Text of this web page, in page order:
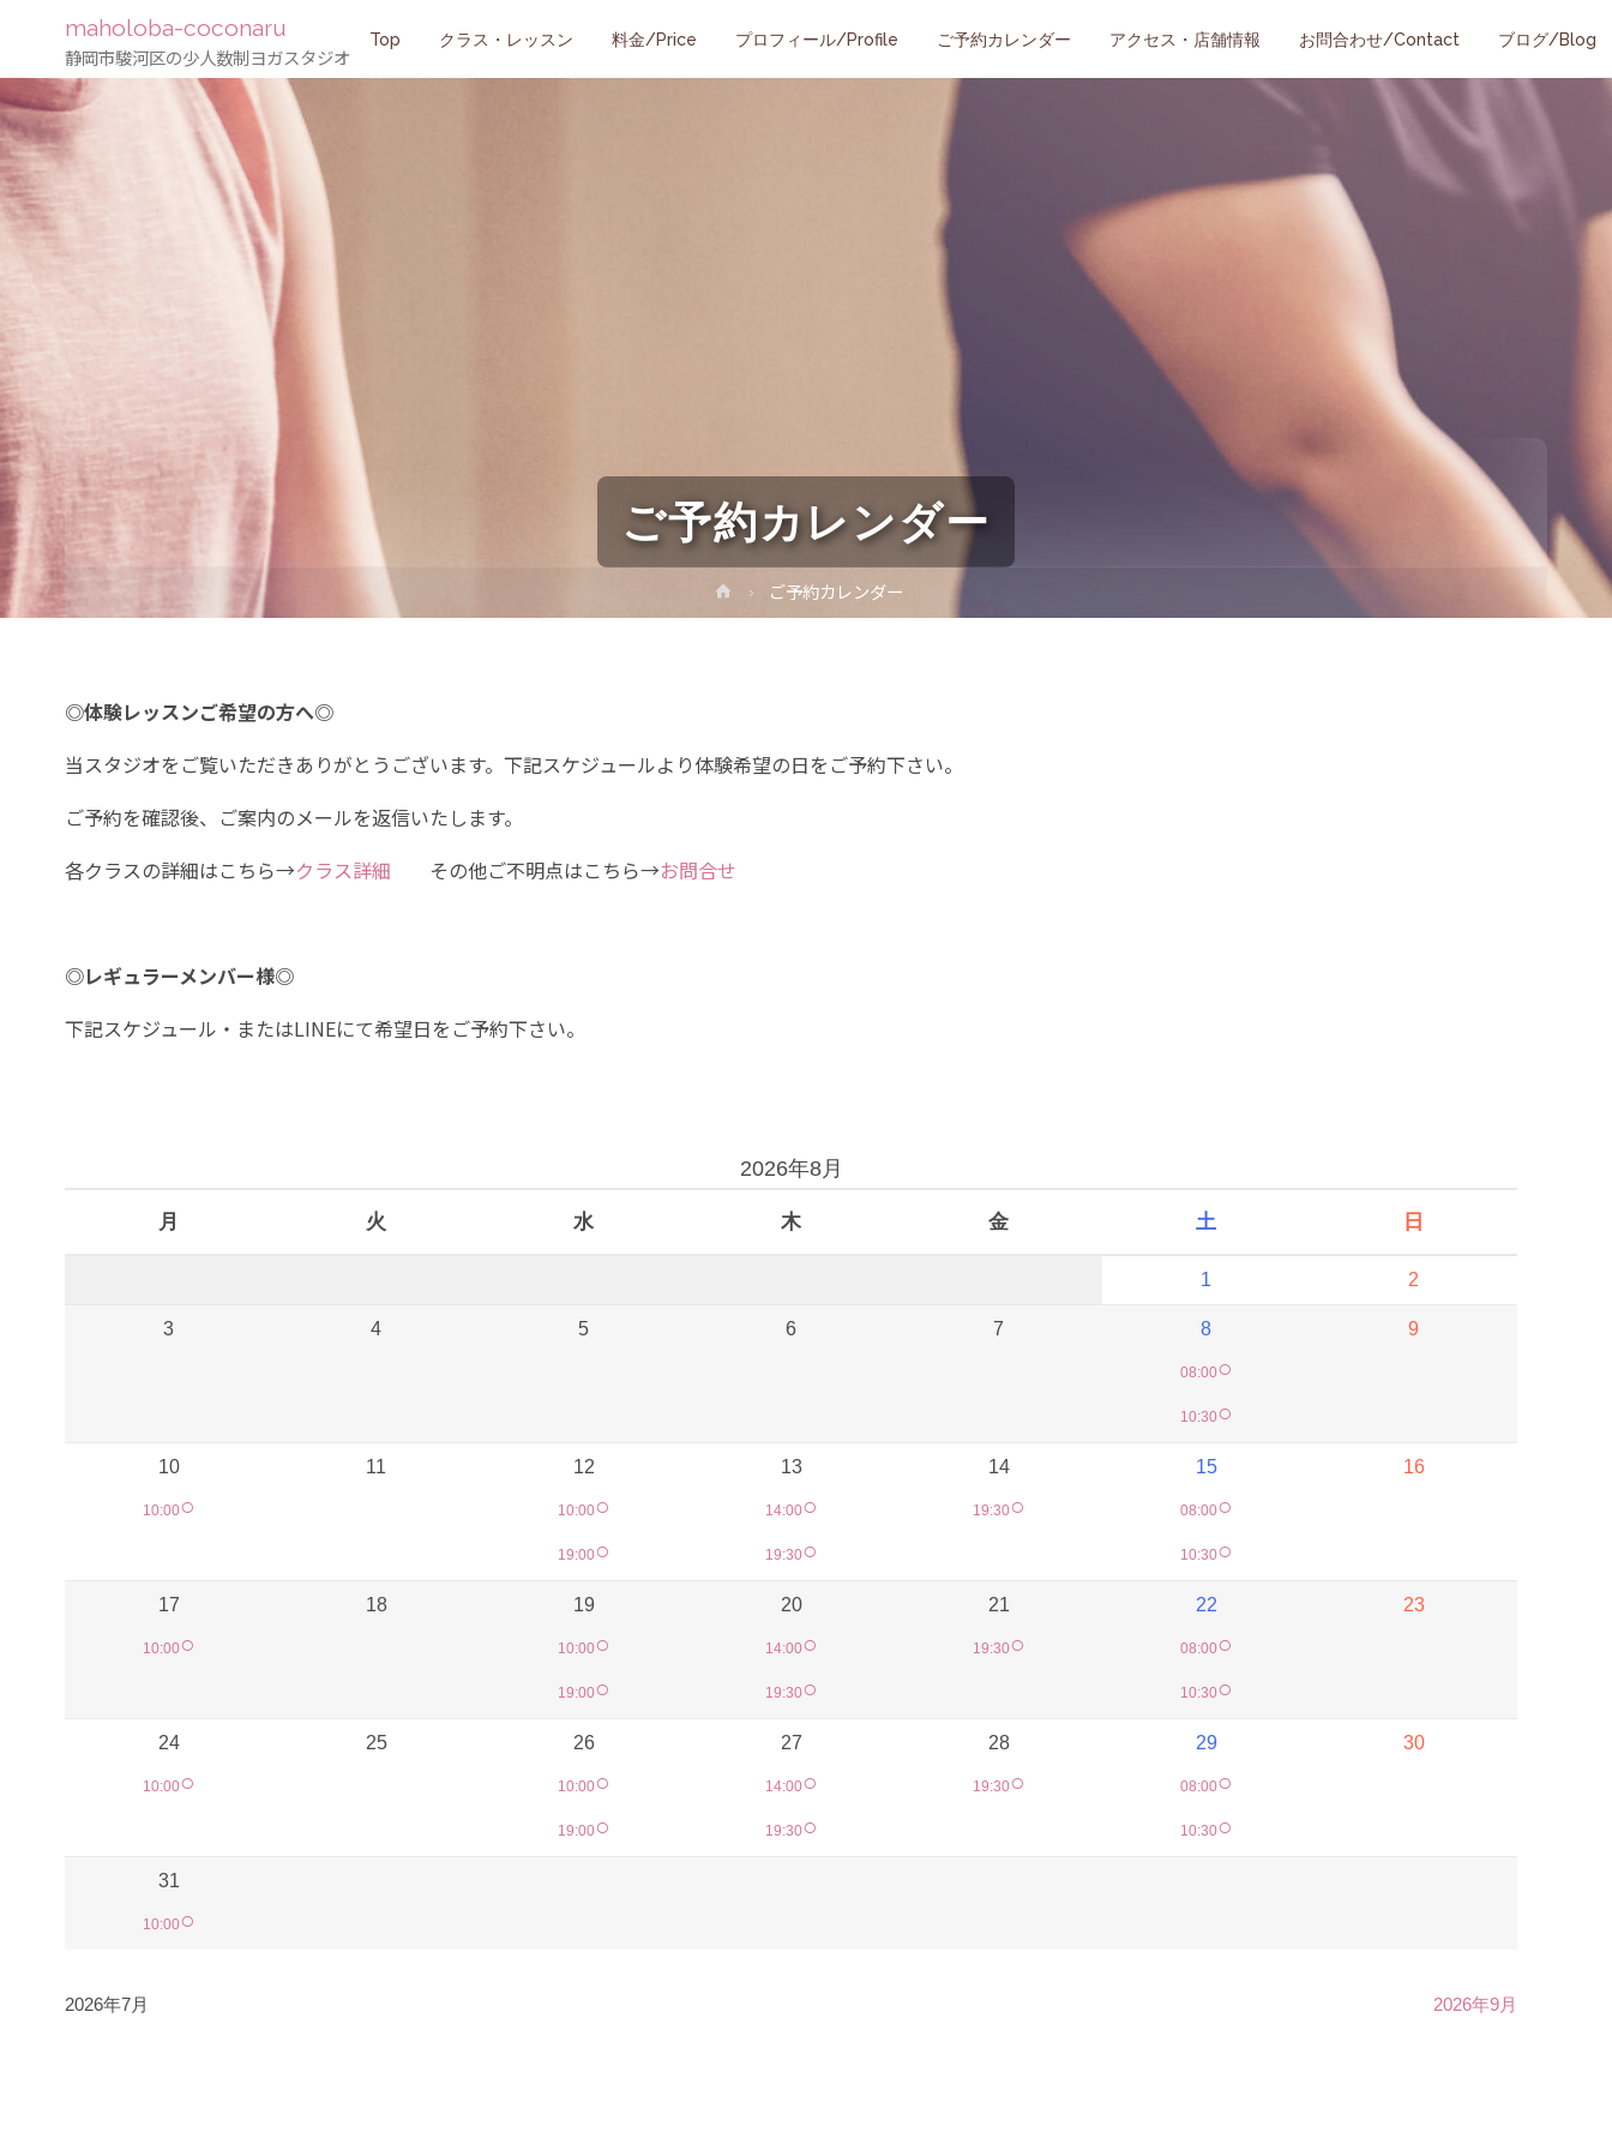
maholoba-coconaru
静岡市駿河区の少人数制ヨガスタジオ
コ
キ
Top クラス・レッスン 料金/Price プロフィール/Profile ご予約カレンダー アクセス・店舗情報 お問合わせ/Contact ブログ/Blog
ご予約カレンダー
ホ
ー
ご予約カレンダー
◎体験レッスンご希望の方へ◎
当スタジオをご覧いただきありがとうございます。下記スケジュールより体験希望の日をご予約下さい。
ご予約を確認後、ご案内のメールを返信いたします。
各クラスの詳細はこちら→クラス詳細 その他ご不明点はこちら→お問合せ
◎レギュラーメンバー様◎
下記スケジュール・またはLINEにて希望日をご予約下さい。
2026年8月
月 火 水 木 金 土 日
1 2
3 4 5 6 7 8
08:00○
10:30○
9
10
10:00○
11 12
10:00○
19:00○
13
14:00○
19:30○
14
19:30○
15
08:00○
10:30○
16
17
10:00○
18 19
10:00○
19:00○
20
14:00○
19:30○
21
19:30○
22
08:00○
10:30○
23
24
10:00○
25 26
10:00○
19:00○
27
14:00○
19:30○
28
19:30○
29
08:00○
10:30○
30
31
10:00○
2026年7月 2026年9月